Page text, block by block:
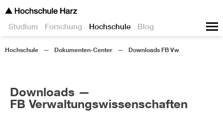
Studium Forschung Hochschule Blog
Hochschule Dokumenten-Center Downloads FB Vw
Downloads —
FB Verwaltungswissenschaften